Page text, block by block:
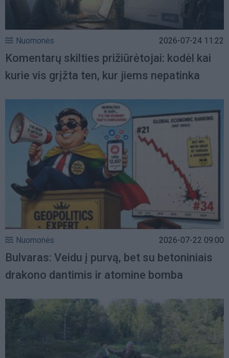
Nuomonės 2026-07-24 11:22
Komentarų skilties prižiūrėtojai: kodėl kai
kurie vis grįžta ten, kur jiems nepatinka
Nuomonės 2026-07-22 09:00
Bulvaras: Veidu į purvą, bet su betoniniais
drakono dantimis ir atomine bomba